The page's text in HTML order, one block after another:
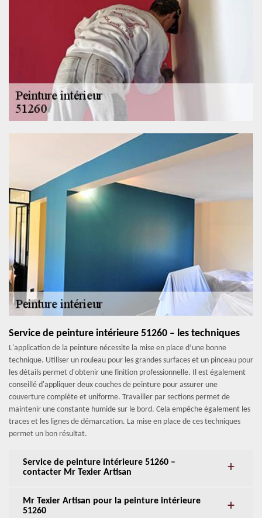
Service de peinture intérieure 51260 – les techniques
L'application de la peinture nécessite la mise en place d’une bonne
technique. Utiliser un rouleau pour les grandes surfaces et un pinceau pour
les détails permet d'obtenir une finition professionnelle. Il est également
conseillé d'appliquer deux couches de peinture pour assurer une
couverture complète et uniforme. Travailler par sections permet de
maintenir une constante humide sur le bord. Cela empêche également les
traces et les lignes de démarcation. La mise en place de ces techniques
permet un bon résultat.
Service de peinture intérieure 51260 –
contacter Mr Texier Artisan
Mr Texier Artisan pour la peinture intérieure
51260